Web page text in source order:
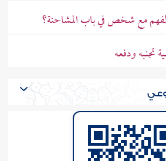
مع شخص في باب المشاحنة؟
تجنبه ودفعه